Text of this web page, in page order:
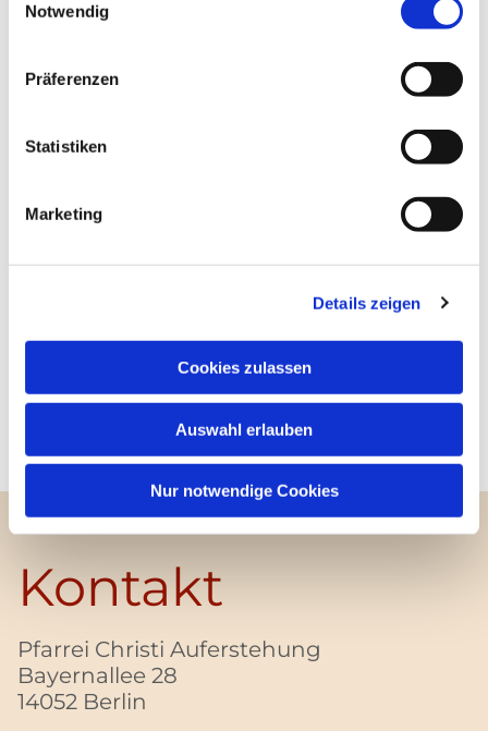
Notwendig
Präferenzen
Statistiken
Marketing
Details zeigen
Cookies zulassen
Auswahl erlauben
Nur notwendige Cookies
Kontakt
Pfarrei Christi Auferstehung
Bayernallee 28
14052 Berlin